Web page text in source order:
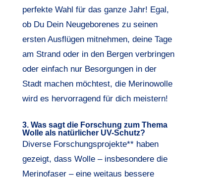
perfekte Wahl für das ganze Jahr! Egal,
ob Du Dein Neugeborenes zu seinen
ersten Ausflügen mitnehmen, deine Tage
am Strand oder in den Bergen verbringen
oder einfach nur Besorgungen in der
Stadt machen möchtest, die Merinowolle
wird es hervorragend für dich meistern!
3. Was sagt die Forschung zum Thema
Wolle als natürlicher UV-Schutz?
Diverse Forschungsprojekte** haben
gezeigt, dass Wolle – insbesondere die
Merinofaser – eine weitaus bessere